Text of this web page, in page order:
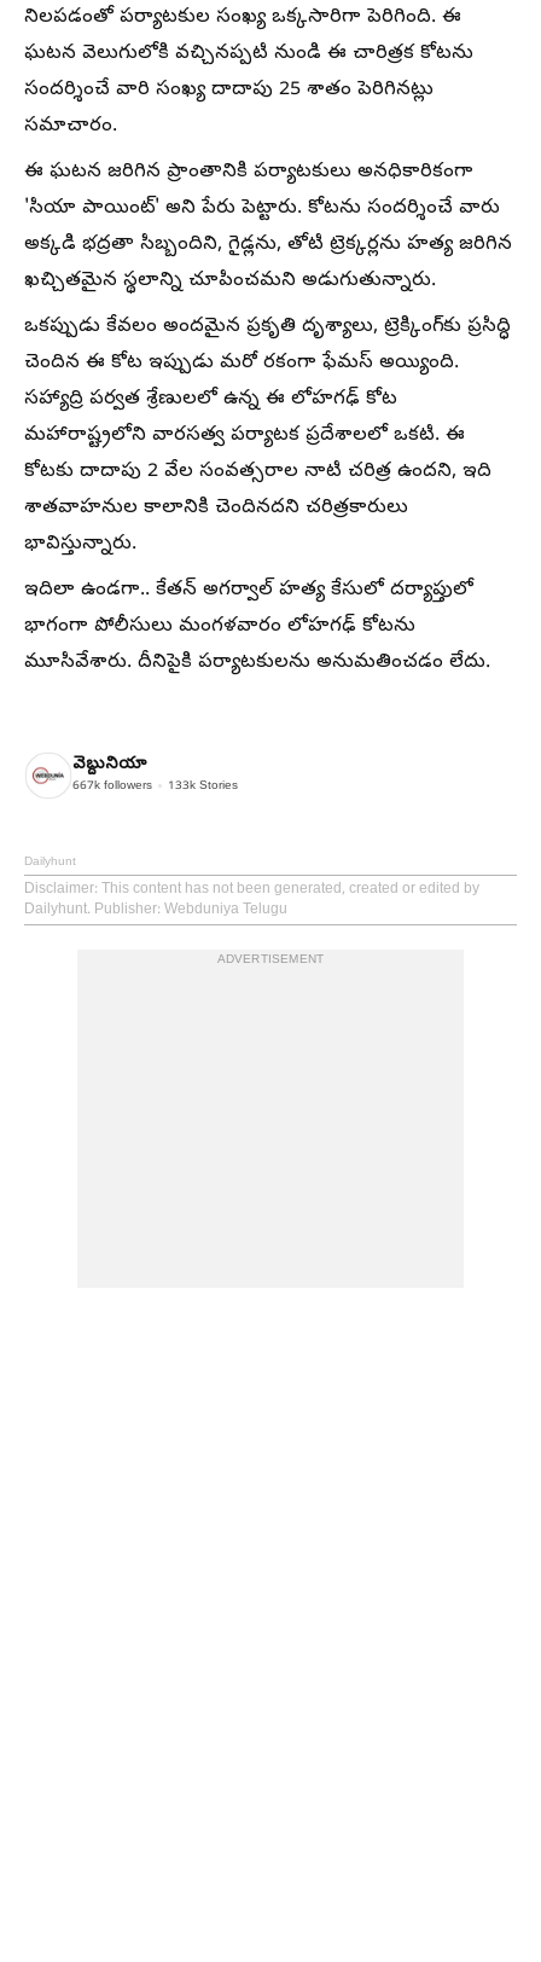
నిలపడంతో పర్యాటకుల సంఖ్య ఒక్కసారిగా పెరిగింది. ఈ
ఘటన వెలుగులోకి వచ్చినప్పటి నుండి ఈ చారిత్రక కోటను
సందర్శించే వారి సంఖ్య దాదాపు 25 శాతం పెరిగినట్లు
సమాచారం.
ఈ ఘటన జరిగిన ప్రాంతానికి పర్యాటకులు అనధికారికంగా
'సియా పాయింట్' అని పేరు పెట్టారు. కోటను సందర్శించే వారు
అక్కడి భద్రతా సిబ్బందిని, గైడ్లను, తోటి ట్రెక్కర్లను హత్య జరిగిన
ఖచ్చితమైన స్థలాన్ని చూపించమని అడుగుతున్నారు.
ఒకప్పుడు కేవలం అందమైన ప్రకృతి దృశ్యాలు, ట్రెక్కింగ్‌కు ప్రసిద్ధి
చెందిన ఈ కోట ఇప్పుడు మరో రకంగా ఫేమస్ అయ్యింది.
సహ్యాద్రి పర్వత శ్రేణులలో ఉన్న ఈ లోహగఢ్ కోట
మహారాష్ట్రలోని వారసత్వ పర్యాటక ప్రదేశాలలో ఒకటి. ఈ
కోటకు దాదాపు 2 వేల సంవత్సరాల నాటి చరిత్ర ఉందని, ఇది
శాతవాహనుల కాలానికి చెందినదని చరిత్రకారులు
భావిస్తున్నారు.
ఇదిలా ఉండగా.. కేతన్ అగర్వాల్ హత్య కేసులో దర్యాప్తులో
భాగంగా పోలీసులు మంగళవారం లోహగఢ్ కోటను
మూసివేశారు. దీనిపైకి పర్యాటకులను అనుమతించడం లేదు.
వెబ్దునియా
667k followers 133k Stories
Dailyhunt
Disclaimer: This content has not been generated, created or edited by
Dailyhunt. Publisher: Webduniya Telugu
ADVERTISEMENT